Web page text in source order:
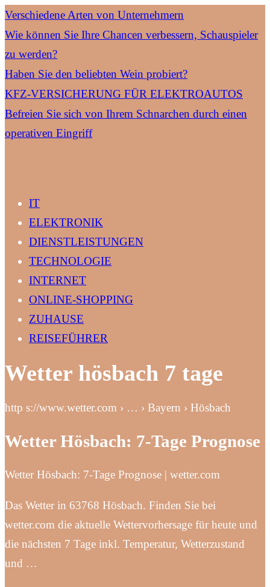
Verschiedene Arten von Unternehmern
Wie können Sie Ihre Chancen verbessern, Schauspieler
zu werden?
Haben Sie den beliebten Wein probiert?
KFZ-VERSICHERUNG FÜR ELEKTROAUTOS
Befreien Sie sich von Ihrem Schnarchen durch einen
operativen Eingriff
IT
ELEKTRONIK
DIENSTLEISTUNGEN
TECHNOLOGIE
INTERNET
ONLINE-SHOPPING
ZUHAUSE
REISEFÜHRER
Wetter hösbach 7 tage
http s://www.wetter.com › … › Bayern › Hösbach
Wetter Hösbach: 7-Tage Prognose
Wetter Hösbach: 7-Tage Prognose | wetter.com
Das Wetter in 63768 Hösbach. Finden Sie bei
wetter.com die aktuelle Wettervorhersage für heute und
die nächsten 7 Tage inkl. Temperatur, Wetterzustand
und …